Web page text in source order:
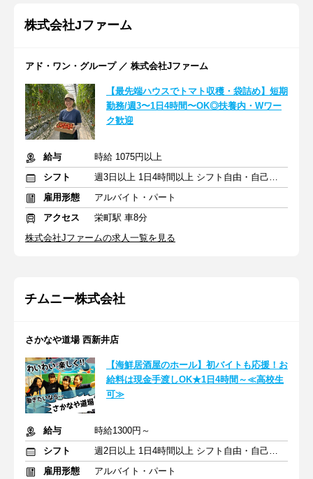
株式会社Jファーム
アド・ワン・グループ ／ 株式会社Jファーム
【最先端ハウスでトマト収穫・袋詰め】短期
勤務/週3〜1日4時間〜OK◎扶養内・Wワー
ク歓迎
給与
時給 1075円以上
シフト
週3日以上 1日4時間以上 シフト自由・自己申告
雇用形態
アルバイト・パート
アクセス
栄町駅 車8分
株式会社Jファームの求人一覧を見る
チムニー株式会社
さかなや道場 西新井店
【海鮮居酒屋のホール】初バイトも応援！お
給料は現金手渡しOK★1日4時間～≪高校生
可≫
給与
時給1300円～
シフト
週2日以上 1日4時間以上 シフト自由・自己申告
雇用形態
アルバイト・パート